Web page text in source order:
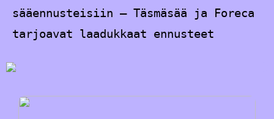
sääennusteisiin – Täsmäsää ja Foreca
tarjoavat laadukkaat ennusteet